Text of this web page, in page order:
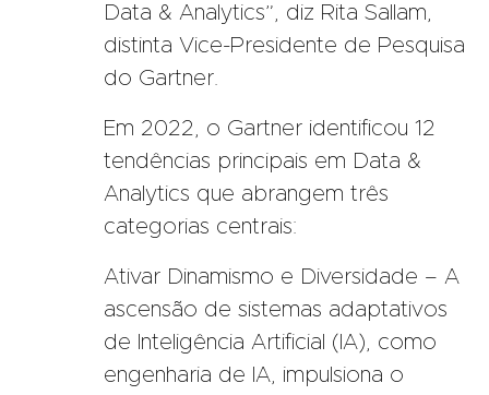
Data & Analytics”, diz Rita Sallam,
distinta Vice-Presidente de Pesquisa
do Gartner.
Em 2022, o Gartner identificou 12
tendências principais em Data &
Analytics que abrangem três
categorias centrais:
Ativar Dinamismo e Diversidade – A
ascensão de sistemas adaptativos
de Inteligência Artificial (IA), como
engenharia de IA, impulsiona o